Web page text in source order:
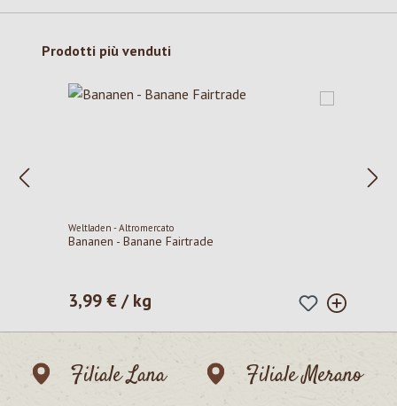
Salta la galleria dei prodotti
Prodotti più venduti
Weltladen - Altromercato
Bananen - Banane Fairtrade
Prezzo normale:
3,99 € / kg
Filiale Lana
Filiale Merano